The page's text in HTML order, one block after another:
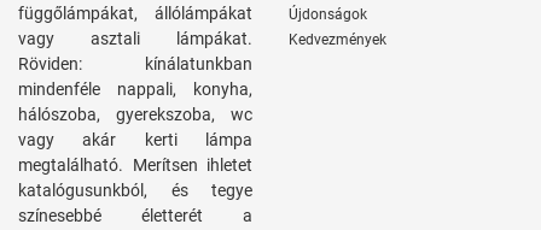
függőlámpákat, állólámpákat
vagy asztali lámpákat.
Röviden: kínálatunkban
mindenféle nappali, konyha,
hálószoba, gyerekszoba, wc
vagy akár kerti lámpa
megtalálható. Merítsen ihletet
katalógusunkból, és tegye
színesebbé életterét a
Újdonságok
Kedvezmények